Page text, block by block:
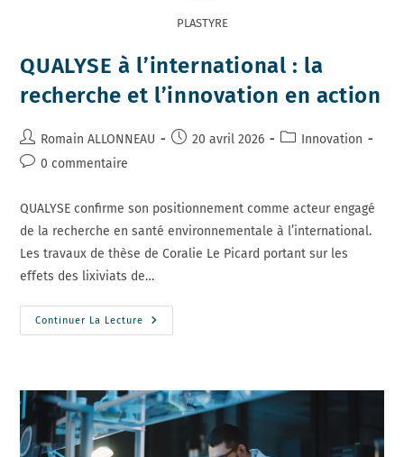
PLASTYRE
QUALYSE à l’international : la
recherche et l’innovation en action
Auteur/autrice
de
Romain ALLONNEAU
Publication
20 avril 2026
PostInnovation
Commentaires
publication :
0 commentaire
QUALYSE confirme son positionnement comme acteur engagé
de la recherche en santé environnementale à l’international.
Les travaux de thèse de Coralie Le Picard portant sur les
effets des lixiviats de…
Continuer La Lecture
QUALYSE
À
Et
L’innovation
En
Action